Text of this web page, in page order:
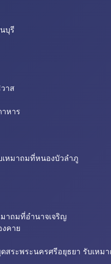
บุรี
าส
หาร
หมาถมที่หนองบัวลำภู
าถมที่อำนาจเจริญ
คาย
สระพระนครศรีอยุธยา รับเหม